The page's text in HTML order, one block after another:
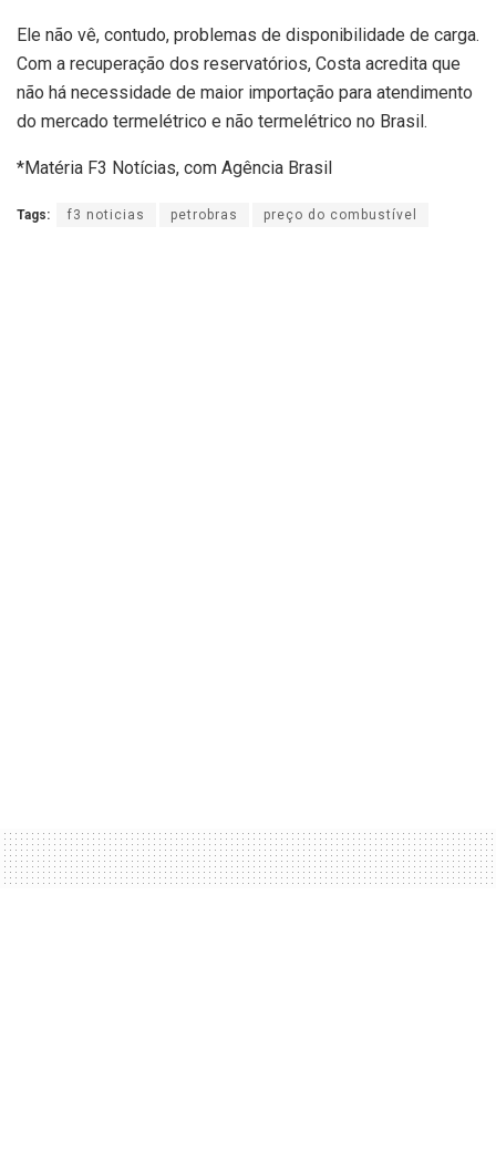
Ele não vê, contudo, problemas de disponibilidade de carga.
Com a recuperação dos reservatórios, Costa acredita que
não há necessidade de maior importação para atendimento
do mercado termelétrico e não termelétrico no Brasil.
*Matéria F3 Notícias, com Agência Brasil
Tags: f3 noticias petrobras preço do combustível